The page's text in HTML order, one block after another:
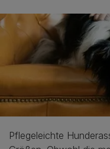
Pflegeleichte